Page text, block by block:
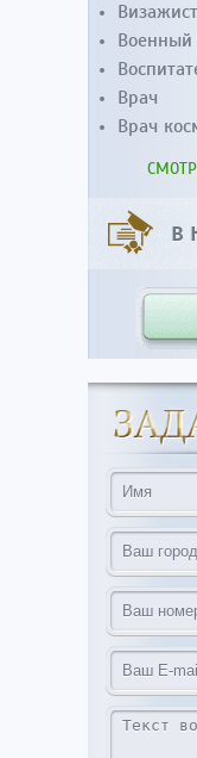
Визажист
Военный
Врач
Врач
В